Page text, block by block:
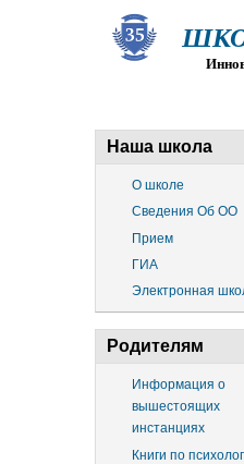
Наша школа
О школе
Сведения Об ОО
Прием
ГИА
Электронная
Родителям
Информация о
вышестоящих
инстанциях
Книги по